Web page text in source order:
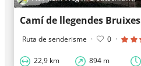
Camí de llegendes Bruixes
Ruta de senderisme · 0 ·
22,9 km 894 m